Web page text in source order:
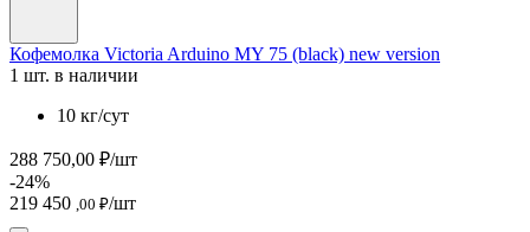
Кофемолка Victoria Arduino MY 75 (black) new version
1 шт. в наличии
10 кг/сут
288 750,00 ₽/шт
-24%
219 450 ,00 ₽/шт